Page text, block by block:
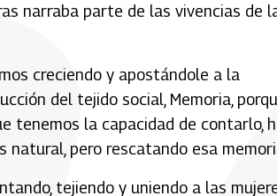
narraba parte de las vivencias de
creciendo y apostándole a la
del tejido social, Memoria,
tenemos la capacidad de contarlo,
pero rescatando esa
tejiendo y uniendo a las